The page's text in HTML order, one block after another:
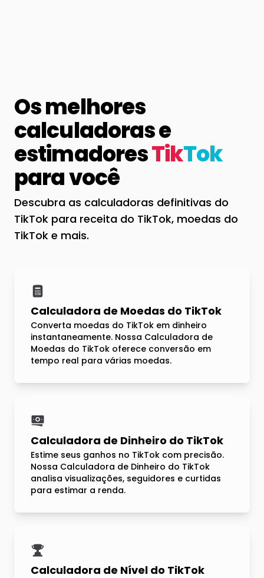
Os melhores
calculadoras e
estimadoresTikTok
para você
Descubra as calculadoras definitivas do
TikTok para receita do TikTok, moedas do
TikTok e mais.
Calculadora de Moedas do TikTok
Converta moedas do TikTok em dinheiro
instantaneamente. Nossa Calculadora de
Moedas do TikTok oferece conversão em
tempo real para várias moedas.
Calculadora de Dinheiro do TikTok
Estime seus ganhos no TikTok com precisão.
Nossa Calculadora de Dinheiro do TikTok
analisa visualizações, seguidores e curtidas
para estimar a renda.
Calculadora de Nível do TikTok